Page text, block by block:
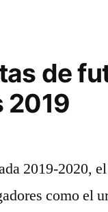
de
2019
2019-2020,
como el